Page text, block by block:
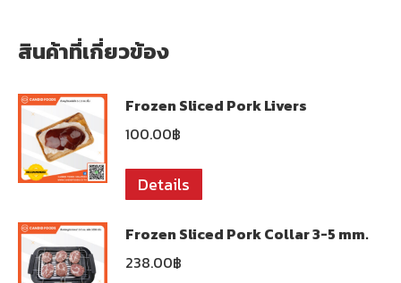
สินค้าที่เกี่ยวข้อง
Frozen Sliced ​​Pork Livers
100.00฿
Details
Frozen Sliced Pork Collar 3-5 mm.
238.00฿